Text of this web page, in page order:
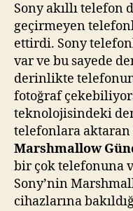
Sony akıllı telefon
geçirmeyen
ettirdi. Sony
var ve bu sayede
derinlikte
fotoğraf
teknolojisindeki
telefonlara aktaran
Marshmallow
bir çok telefonuna
Sony’nin
cihazlarına